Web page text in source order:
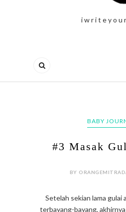
i w r i t e y o u
BABY
#3 Masak
BY
Setelah sekian lama gulai
terbayang-bayang,